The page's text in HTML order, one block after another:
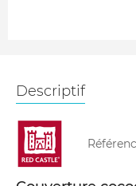
Descriptif